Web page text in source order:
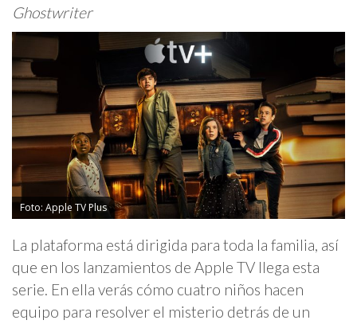
Ghostwriter
Foto: Apple TV Plus
La plataforma está dirigida para toda la familia, así
que en los lanzamientos de Apple TV llega esta
serie. En ella verás cómo cuatro niños hacen
equipo para resolver el misterio detrás de un